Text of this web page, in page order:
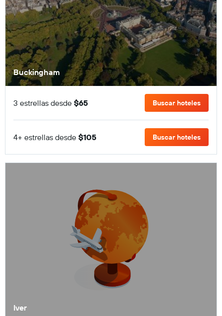
Buckingham
3 estrellas desde $65 Buscar hoteles
4+ estrellas desde $105 Buscar hoteles
Iver